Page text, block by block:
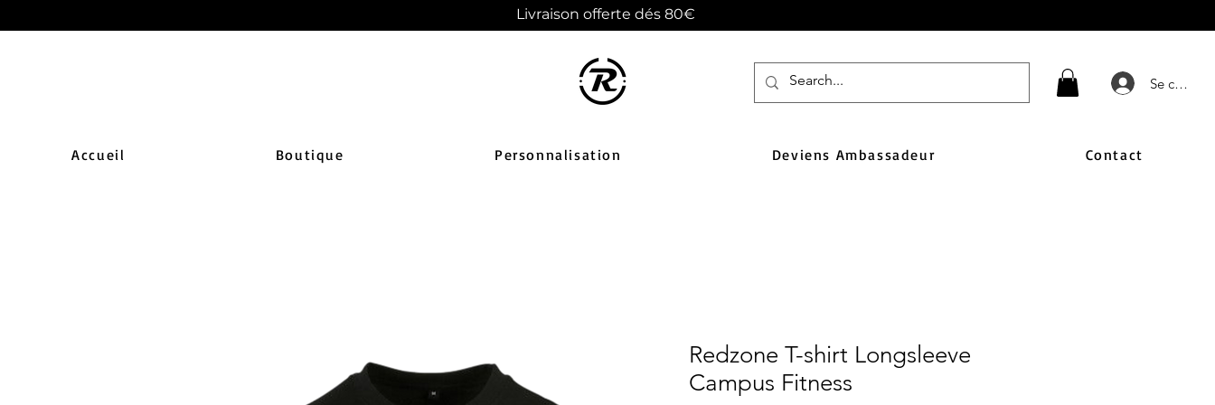
Livraison offerte dés 80€
Se
Accueil Boutique Personnalisation Deviens Ambassadeur Contact
Redzone T-shirt Longsleeve
Campus Fitness